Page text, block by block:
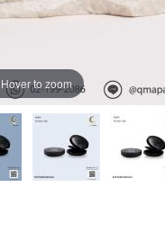
Hover to zoom